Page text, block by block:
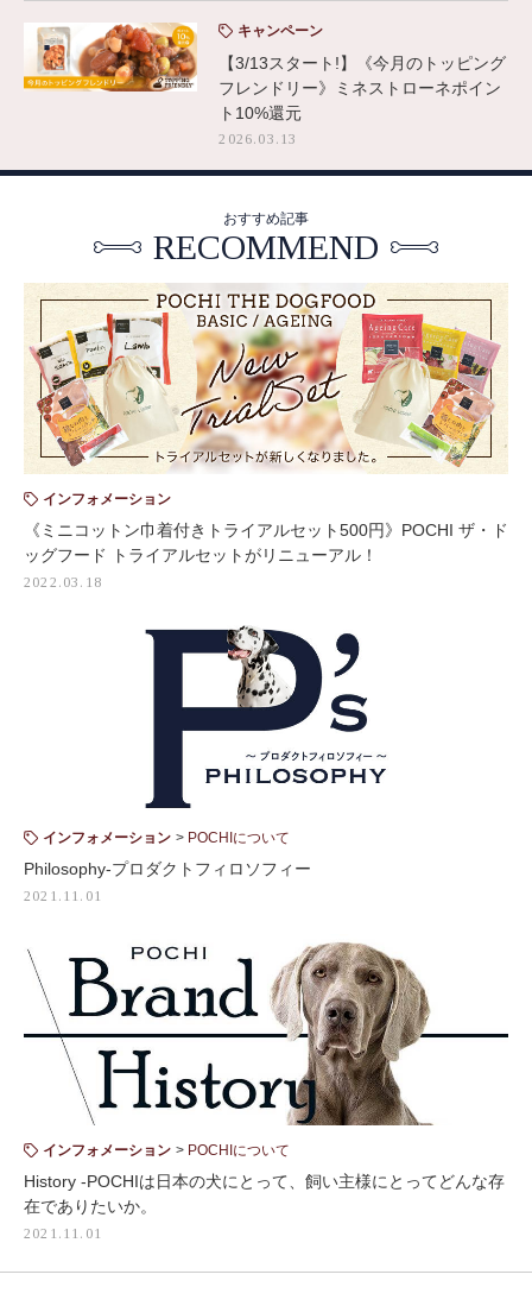
キャンペーン
【3/13スタート!】《今月のトッピング
フレンドリー》ミネストローネポイン
ト10%還元
2026.03.13
おすすめ記事
RECOMMEND
インフォメーション
《ミニコットン巾着付きトライアルセット500円》POCHI ザ・ド
ッグフード トライアルセットがリニューアル！
2022.03.18
インフォメーション POCHIについて
Philosophy-プロダクトフィロソフィー
2021.11.01
インフォメーション POCHIについて
History -POCHIは日本の犬にとって、飼い主様にとってどんな存
在でありたいか。
2021.11.01